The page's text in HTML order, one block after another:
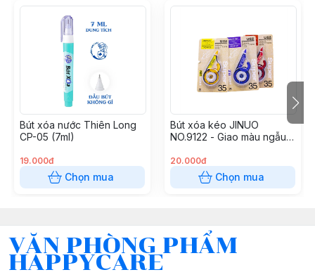
Bút xóa nước Thiên Long
CP-05 (7ml)
19.000đ
Chọn mua
Bút xóa kéo JINUO
NO.9122 - Giao màu ngẫu
20.000đ
Chọn mua
VĂN PHÒNG PHẨM
HAPPYCARE